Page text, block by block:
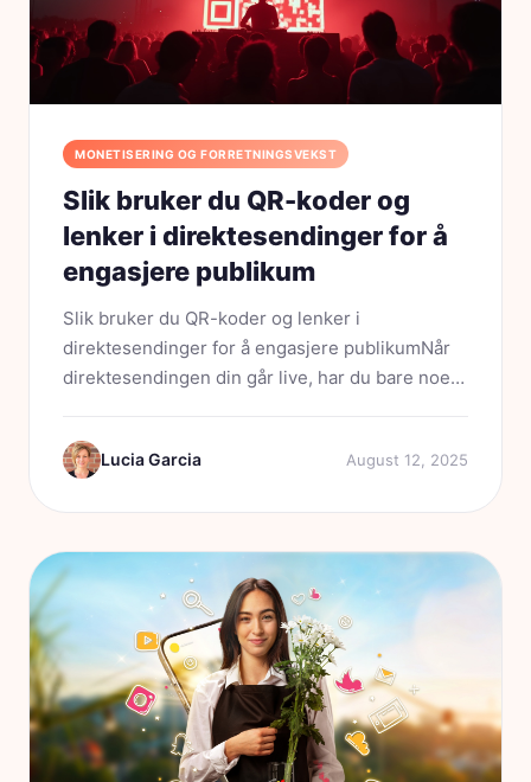
MONETISERING OG FORRETNINGSVEKST
Slik bruker du QR-koder og
lenker i direktesendinger for å
engasjere publikum
Slik bruker du QR-koder og lenker i
direktesendinger for å engasjere publikumNår
direktesendingen din går live, har du bare noen
oppmerksomhet. Seerne scroller, swiper og
deler oppmerksomheten sin mellom flere...
Lucia Garcia August 12, 2025